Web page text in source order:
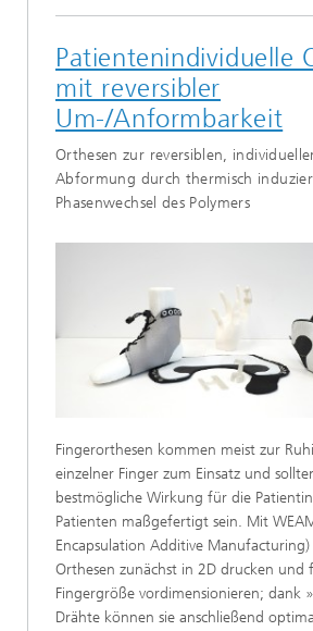
Patientenindividuelle
mit reversibler
Um-/Anformbarkeit
Orthesen zur reversiblen,
Abformung durch thermisch
Phasenwechsel des Polymers
Fingerorthesen kommen meist zur
einzelner Finger zum Einsatz und
bestmögliche Wirkung für die
Patienten maßgefertigt sein. Mit
Encapsulation Additive Manufacturing)
Orthesen zunächst in 2D drucken und
Fingergröße vordimensionieren; dank
Drähte können sie anschließend